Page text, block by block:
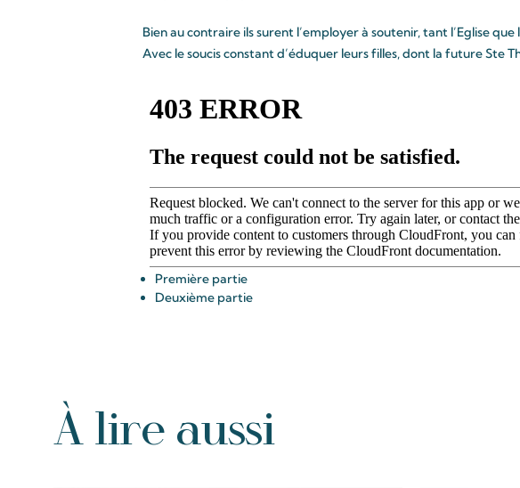
Bien au contraire ils surent l’employer à soutenir, tant l’Eglise
Avec le soucis constant d’éduquer leurs filles, dont la future Ste
Première partie
Deuxième partie
À lire aussi